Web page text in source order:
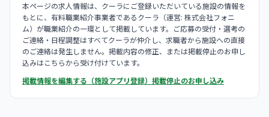
本ページの求人情報は、クーラにご登録いただいている施設の情報を
もとに、有料職業紹介事業者であるクーラ（運営: 株式会社フォニ
ム）が職業紹介の一環として掲載しています。ご応募の受付・選考の
ご連絡・日程調整はすべてクーラが仲介し、求職者から施設への直接
のご連絡は発生しません。掲載内容の修正、または掲載停止のお申し
込みはこちらから受け付けています。
掲載情報を編集する（施設アプリ登録） 掲載停止のお申し込み